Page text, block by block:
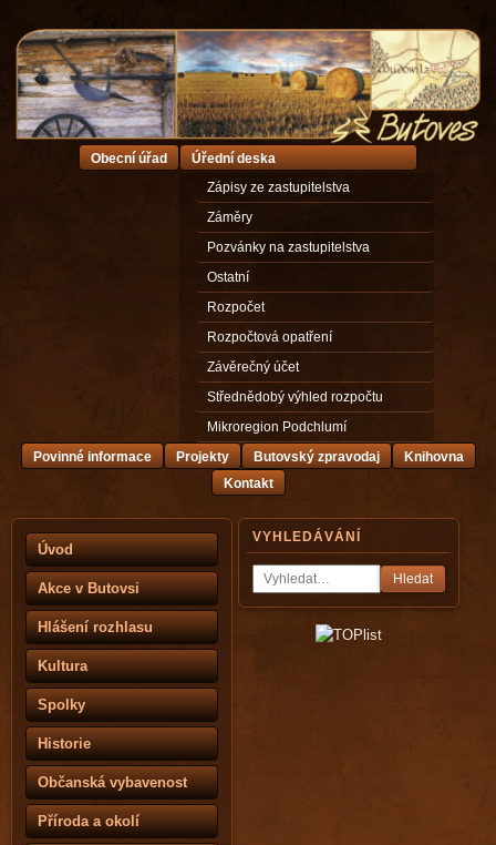
Úvod
Akce v Butovsi
Hlášení rozhlasu
Kultura
Spolky
Historie
Občanská vybavenost
Příroda a okolí
VYHLEDÁVÁNÍ
Hledat
Obecní úřad
Úřední deska
Zápisy ze zastupitelstva
Záměry
Pozvánky na zastupitelstva
Ostatní
Rozpočet
Rozpočtová opatření
Závěrečný účet
Střednědobý výhled rozpočtu
Mikroregion Podchlumí
Povinné informace
Projekty Butovský zpravodaj
Knihovna
Kontakt